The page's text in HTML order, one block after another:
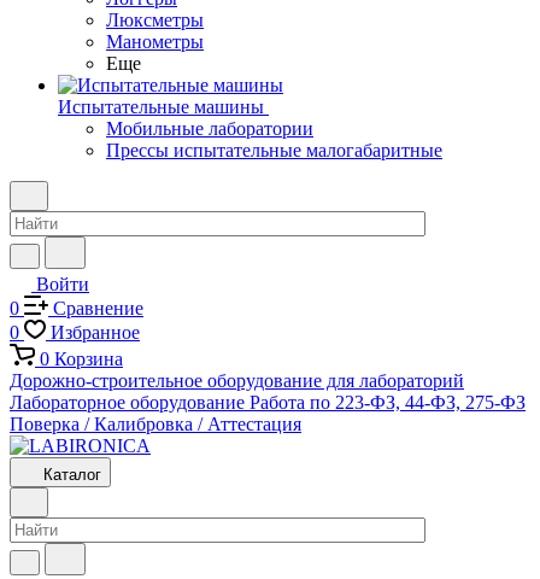
Люксметры
Манометры
Еще
Испытательные машины
Мобильные лаборатории
Прессы испытательные малогабаритные
Войти
0
Сравнение
0
Избранное
0 Корзина
Дорожно-строительное оборудование для лабораторий
Лабораторное оборудование Работа по 223-ФЗ, 44-ФЗ, 275-ФЗ
Поверка / Калибровка / Аттестация
Каталог